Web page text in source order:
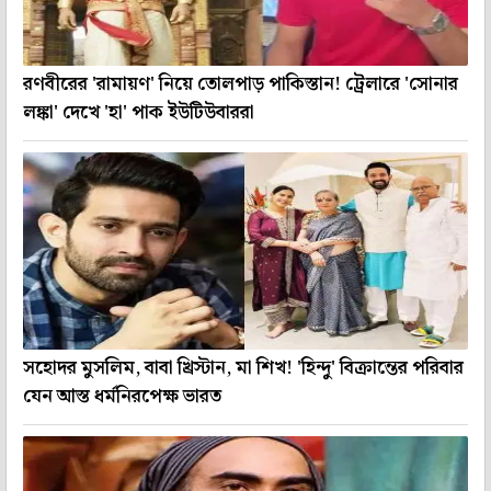
রণবীরের 'রামায়ণ' নিয়ে তোলপাড় পাকিস্তান! ট্রেলারে 'সোনার
লঙ্কা' দেখে 'হা' পাক ইউটিউবাররা
সহোদর মুসলিম, বাবা খ্রিস্টান, মা শিখ! 'হিন্দু' বিক্রান্তের পরিবার
যেন আস্ত ধর্মনিরপেক্ষ ভারত